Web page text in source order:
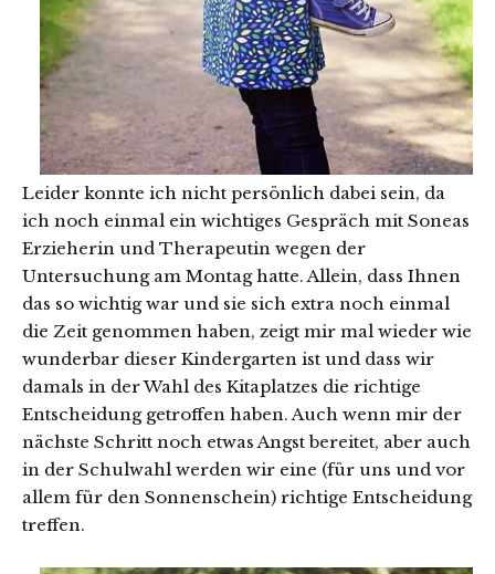
Leider konnte ich nicht persönlich dabei sein, da
ich noch einmal ein wichtiges Gespräch mit Soneas
Erzieherin und Therapeutin wegen der
Untersuchung am Montag hatte. Allein, dass Ihnen
das so wichtig war und sie sich extra noch einmal
die Zeit genommen haben, zeigt mir mal wieder wie
wunderbar dieser Kindergarten ist und dass wir
damals in der Wahl des Kitaplatzes die richtige
Entscheidung getroffen haben. Auch wenn mir der
nächste Schritt noch etwas Angst bereitet, aber auch
in der Schulwahl werden wir eine (für uns und vor
allem für den Sonnenschein) richtige Entscheidung
treffen.